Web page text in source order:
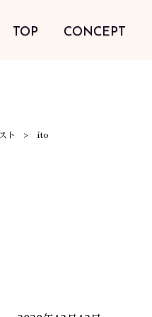
TOP CONCEPT
ト ito